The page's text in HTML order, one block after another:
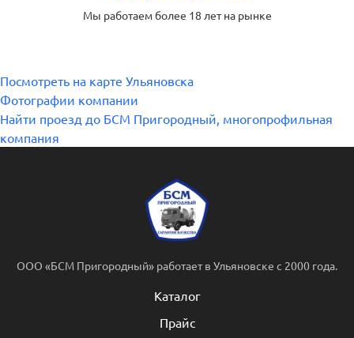
Мы работаем более 18 лет на рынке
Посмотреть на карте Ульяновска
Фотографии компании
Найти проезд до БСМ Пригородный, многопрофильная
компания
ООО «БСМ Пригородный» работает в Ульяновске с 2000 года.
Каталог
Прайс